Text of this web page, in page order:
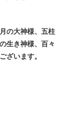
の大神様、五柱
生き神様、百々
ざいます。